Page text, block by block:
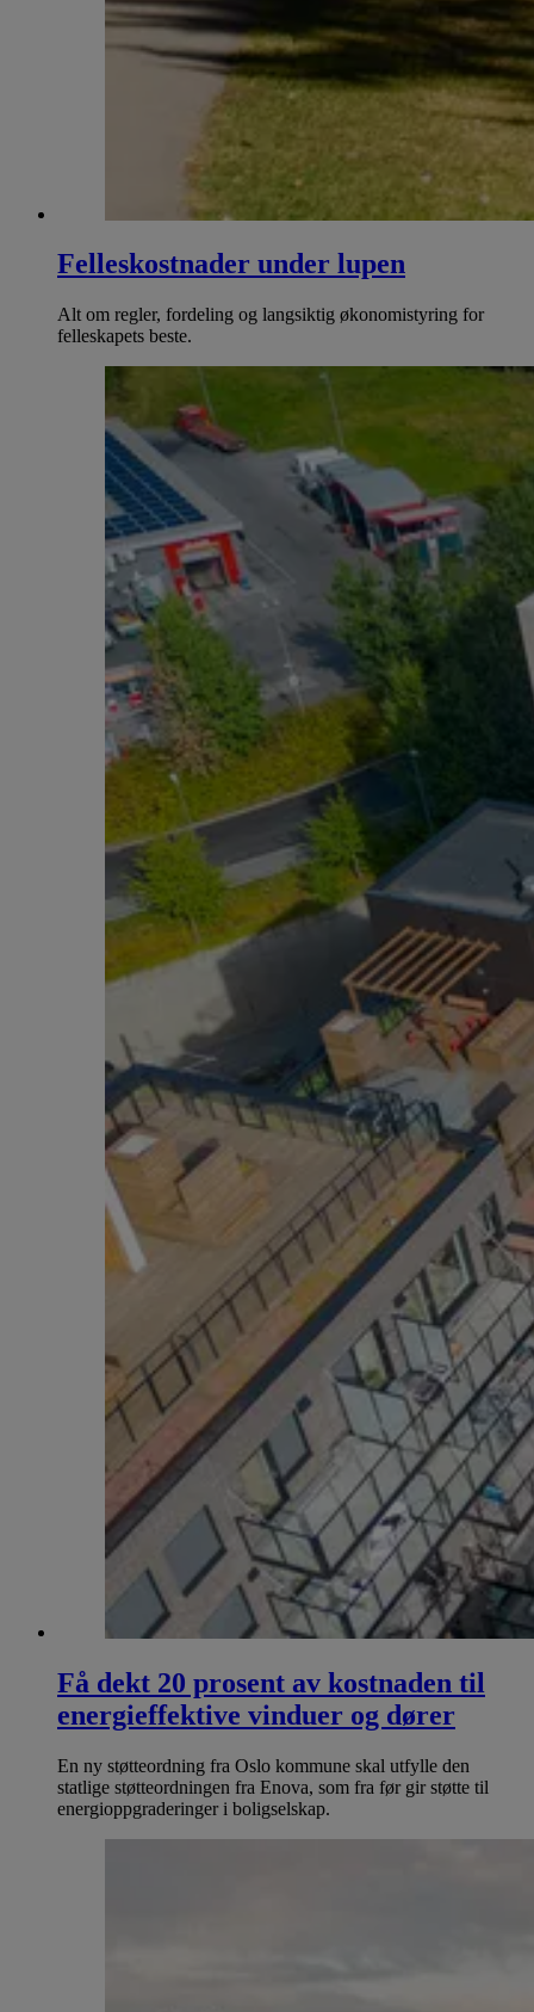
Felleskostnader under lupen
Alt om regler, fordeling og langsiktig økonomistyring for
felleskapets beste.
Få dekt 20 prosent av kostnaden til
energieffektive vinduer og dører
En ny støtteordning fra Oslo kommune skal utfylle den
statlige støtteordningen fra Enova, som fra før gir støtte til
energioppgraderinger i boligselskap.